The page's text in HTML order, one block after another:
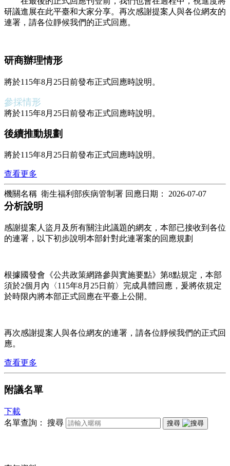
研議進展在此平臺和大家分享。再次感謝提案人與各位網友的
連署，請各位靜候我們的正式回應。
研商辦理情形
將於115年8月25日前發布正式回應時說明。
參採情形
將於115年8月25日前發布正式回應時說明。
後續推動規劃
將於115年8月25日前發布正式回應時說明。
查看更多
機關名稱 衛生福利部疾病管制署 回應日期： 2026-07-07
分析說明
感謝提案人盜月及所有關注此議題的網友，本部已接收到各位
的連署，以下初步說明本部針對此連署案的回應規劃
根據國發會《公共政策網路參與實施要點》第8點規定，本部
須於2個月內〈115年8月25日前〉完成具體回應，爰將依規定
於時限內將本部正式回應在平臺上公開。
再次感謝提案人與各位網友的連署，請各位靜候我們的正式回
應。
查看更多
附議名單
下載
名單查詢：
搜尋 搜尋